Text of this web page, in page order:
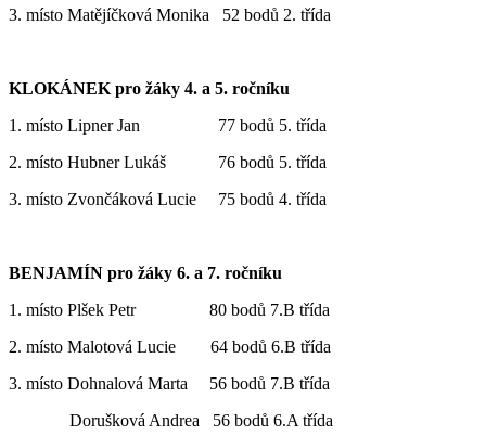
3. místo Matějíčková Monika 52 bodů 2. třída
KLOKÁNEK pro žáky 4. a 5. ročníku
1. místo Lipner Jan 77 bodů 5. třída
2. místo Hubner Lukáš 76 bodů 5. třída
3. místo Zvončáková Lucie 75 bodů 4. třída
BENJAMÍN pro žáky 6. a 7. ročníku
1. místo Plšek Petr 80 bodů 7.B třída
2. místo Malotová Lucie 64 bodů 6.B třída
3. místo Dohnalová Marta 56 bodů 7.B třída
Dorušková Andrea 56 bodů 6.A třída